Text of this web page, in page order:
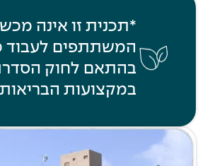
*תכנית זו אינה
המשתתפים לעבוד
בהתאם לחוק
במקצועות